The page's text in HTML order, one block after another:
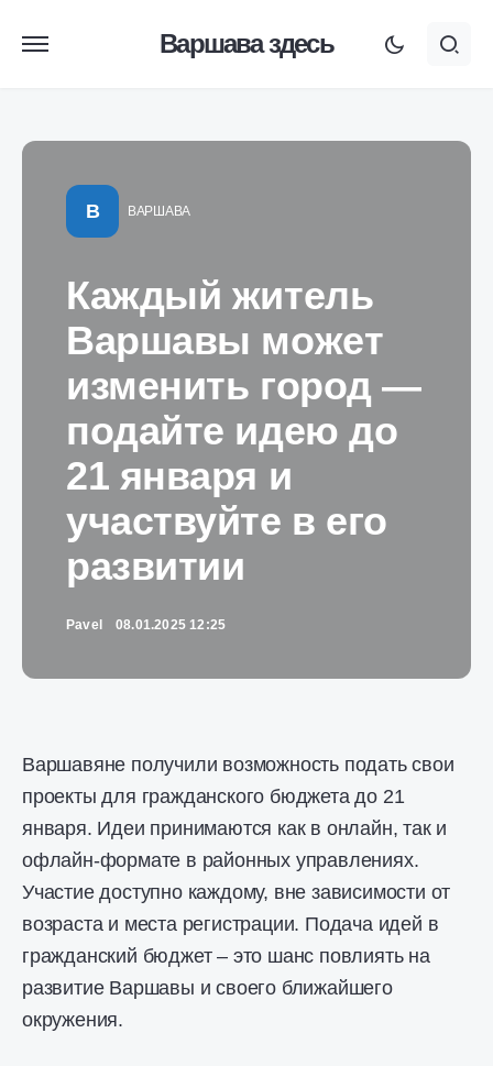
Варшава здесь
В ВАРШАВА
Каждый житель
Варшавы может
изменить город —
подайте идею до
21 января и
участвуйте в его
развитии
Pavel 08.01.2025 12:25
Варшавяне получили возможность подать свои
проекты для гражданского бюджета до 21
января. Идеи принимаются как в онлайн, так и
офлайн-формате в районных управлениях.
Участие доступно каждому, вне зависимости от
возраста и места регистрации. Подача идей в
гражданский бюджет – это шанс повлиять на
развитие Варшавы и своего ближайшего
окружения.